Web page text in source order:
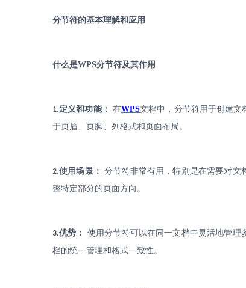
分节符的基本理解和应用
什么是WPS分节符及其作用
1.定义和功能： 在WPS文档中，分节符用于创建文
于页眉、页脚、列格式和页面布局。
2.使用场景：
分节符非常有用，特别是在需要对文
整特定部分的页面方向。
3.优势：
使用分节符可以在同一文档中灵活地管理
档的统一管理和格式一致性。